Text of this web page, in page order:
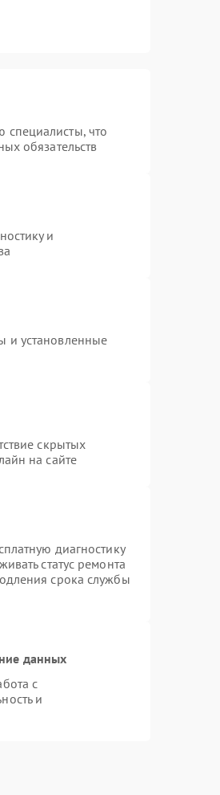
что
обязательств
и
и установленные
скрытых
на сайте
диагностику
статус ремонта
срока службы
данных
с
и